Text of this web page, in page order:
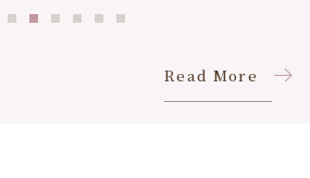
Read More